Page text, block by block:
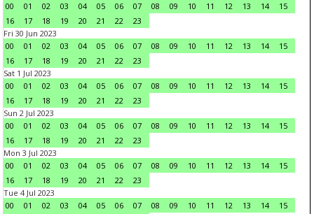
00
01 02 03 04 05 06 07 08 09 10 11 12 13 14
15
16
17 18 19 20 21 22
23
Fri 30 Jun 2023
00
01 02 03 04 05 06 07 08 09 10 11 12 13 14
15
16
17 18 19 20 21 22
23
Sat 1 Jul 2023
00
01 02 03 04 05 06 07 08 09 10 11 12 13 14
15
16
17 18 19 20 21 22
23
Sun 2 Jul 2023
00
01 02 03 04 05 06 07 08 09 10 11 12 13 14
15
16
17 18 19 20 21 22
23
Mon 3 Jul 2023
00
01 02 03 04 05 06 07 08 09 10 11 12 13 14
15
16
17 18 19 20 21 22
23
Tue 4 Jul 2023
00
01 02 03 04 05 06 07 08 09 10 11 12 13 14
15